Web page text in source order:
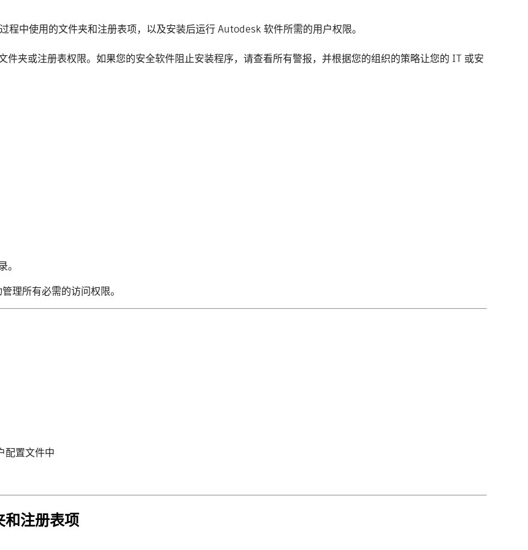
中使用的文件夹和注册表项，以及安装后运行 Autodesk 软件所需的用户权限。
夹或注册表权限。如果您的安全软件阻止安装程序，请查看所有警报，并根据您的组织的策略让您的 IT 或安
理所有必需的访问权限。
配置文件中
注册表项